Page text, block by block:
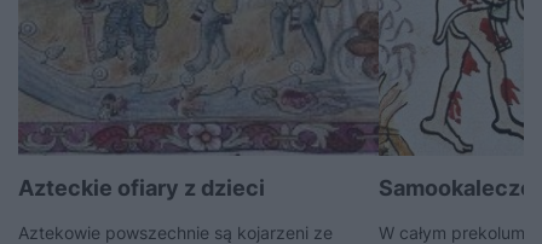
Azteckie ofiary z dzieci
Aztekowie powszechnie są kojarzeni ze
W całym